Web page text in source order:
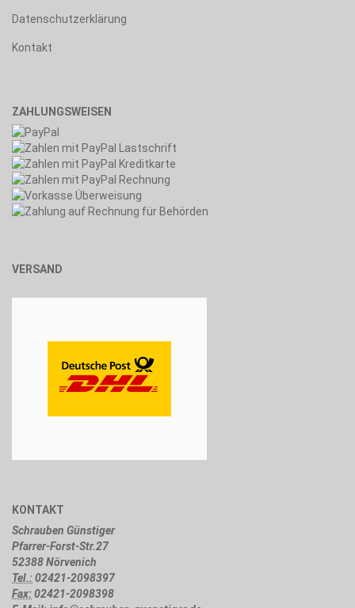
Datenschutzerklärung
Kontakt
ZAHLUNGSWEISEN
VERSAND
KONTAKT
Schrauben Günstiger
Pfarrer-Forst-Str.27
52388 Nörvenich
Tel.:02421-2098397
Fax:02421-2098398